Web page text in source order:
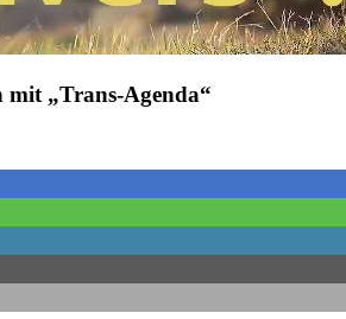
„Trans-Agenda“